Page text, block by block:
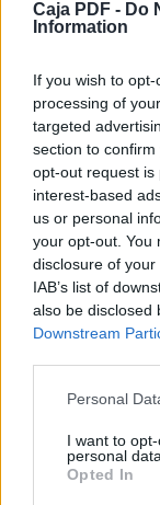
Caja PDF - Do
Information
If you wish to
processing of
targeted
section to
opt-out request is
interest-based
us or personal
your opt-out. You
disclosure of
IAB’s list of
also be disclosed
Downstream
Personal
I want to
personal data.
Opted In
1. Efecto del
El mayor
este
en:
a) $ 870
grados de
b) $ 1.700
grado de la
personal
c) $ 812
directoras y
infantiles.
2. En
proyecto se
se
Educación.